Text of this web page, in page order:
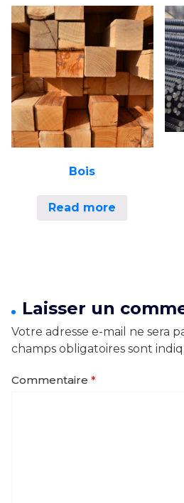
Bois
Read more
Laisser un
Votre adresse e-mail ne sera
champs obligatoires sont
Commentaire *